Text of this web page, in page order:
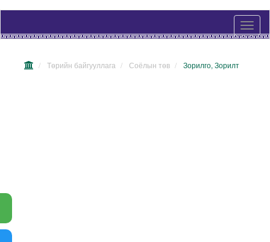
Төрийн байгууллага Соёлын төв Зорилго, Зорилт